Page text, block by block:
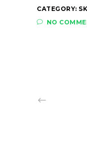
CATEGORY:
NO